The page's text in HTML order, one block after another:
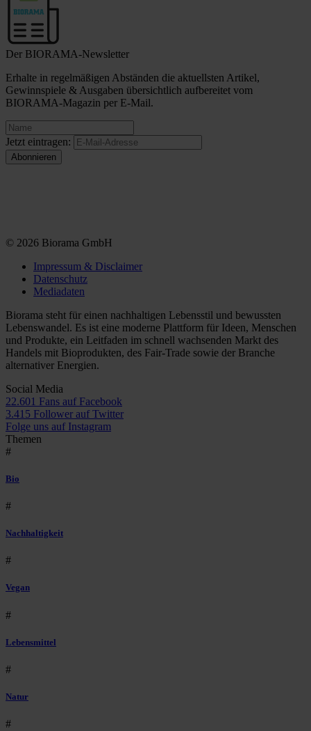
Der BIORAMA-Newsletter
Erhalte in regelmäßigen Abständen die aktuellsten Artikel,
Gewinnspiele & Ausgaben übersichtlich aufbereitet vom
BIORAMA-Magazin per E-Mail.
Jetzt eintragen:
© 2026 Biorama GmbH
Impressum & Disclaimer
Datenschutz
Mediadaten
Biorama steht für einen nachhaltigen Lebensstil und bewussten
Lebenswandel. Es ist eine moderne Plattform für Ideen, Menschen
und Produkte, ein Leitfaden im schnell wachsenden Markt des
Handels mit Bioprodukten, des Fair-Trade sowie der Branche
alternativer Energien.
Social Media
22.601 Fans auf Facebook
3.415 Follower auf Twitter
Folge uns auf Instagram
Themen
#
Bio
#
Nachhaltigkeit
#
Vegan
#
Lebensmittel
#
Natur
#